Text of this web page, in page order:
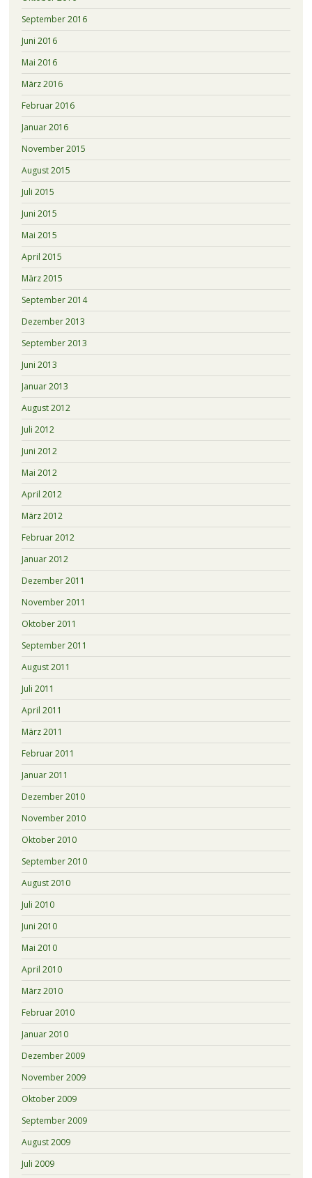
September 2016
Juni 2016
Mai 2016
März 2016
Februar 2016
Januar 2016
November 2015
August 2015
Juli 2015
Juni 2015
Mai 2015
April 2015
März 2015
September 2014
Dezember 2013
September 2013
Juni 2013
Januar 2013
August 2012
Juli 2012
Juni 2012
Mai 2012
April 2012
März 2012
Februar 2012
Januar 2012
Dezember 2011
November 2011
Oktober 2011
September 2011
August 2011
Juli 2011
April 2011
März 2011
Februar 2011
Januar 2011
Dezember 2010
November 2010
Oktober 2010
September 2010
August 2010
Juli 2010
Juni 2010
Mai 2010
April 2010
März 2010
Februar 2010
Januar 2010
Dezember 2009
November 2009
Oktober 2009
September 2009
August 2009
Juli 2009